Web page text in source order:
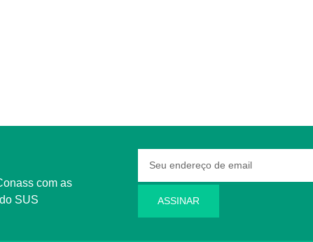
com as
SUS
ASSINAR